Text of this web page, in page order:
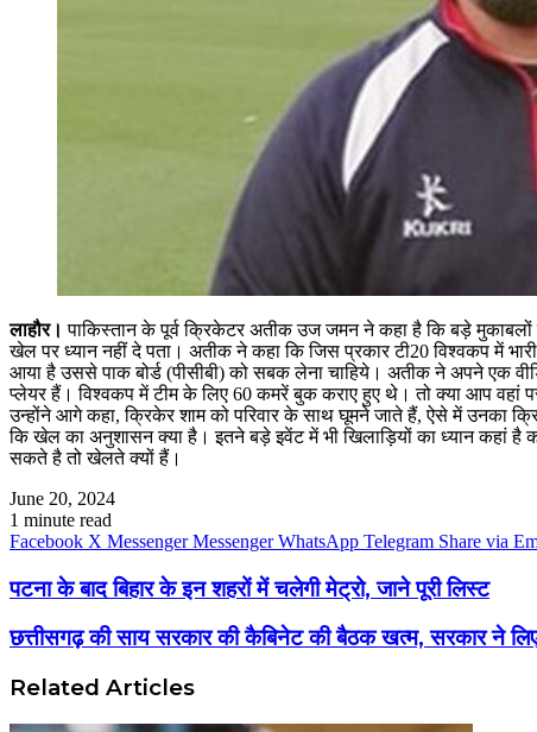
लाहौर।पाकिस्तान के पूर्व क्रिकेटर अतीक उज जमन ने कहा है कि बड़े
खेल पर ध्यान नहीं दे पता। अतीक ने कहा कि जिस प्रकार टी20 विश्वकप में
आया है उससे पाक बोर्ड (पीसीबी) को सबक लेना चाहिये। अतीक ने अपने एक
प्लेयर हैं। विश्वकप में टीम के लिए 60 कमरें बुक कराए हुए थे। तो क्या आप वहां
उन्होंने आगे कहा, क्रिकेर शाम को परिवार के साथ घूमने जाते हैं, ऐसे में उनका
कि खेल का अनुशासन क्या है। इतने बड़े इवेंट में भी खिलाड़ियों का ध्यान कहां है
सकते है तो खेलते क्यों हैं।
June 20, 2024
1 minute read
Facebook X Messenger Messenger WhatsApp Telegram Share via
पटना के बाद बिहार के इन शहरों में चलेगी मेट्रो, जाने पूरी लिस्ट
छत्तीसगढ़ की साय‌ सरकार की कैबिनेट की बैठक खत्म, सरकार ने
Related Articles